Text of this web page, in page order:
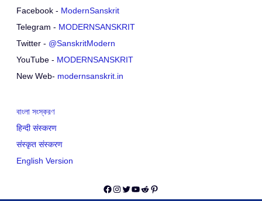
Facebook - ModernSanskrit
Telegram - MODERNSANSKRIT
Twitter - @SanskritModern
YouTube - MODERNSANSKRIT
New Web- modernsanskrit.in
বাংলা সংস্করণ
हिन्दी संस्करण
संस्कृत संस्करण
English Version
Facebook
Instagram
Twitter
YouTube
Reddit
Pinterest